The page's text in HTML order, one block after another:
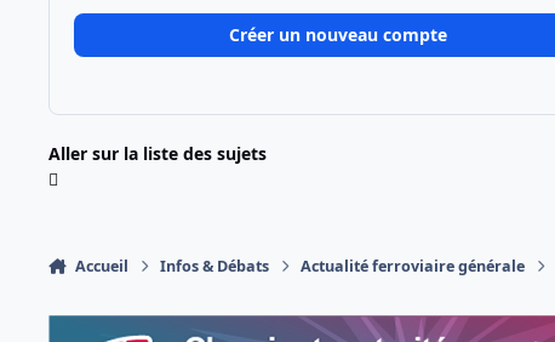
Créer un nouveau compte
Aller sur la liste des sujets
Accueil Infos & Débats Actualité ferroviaire générale